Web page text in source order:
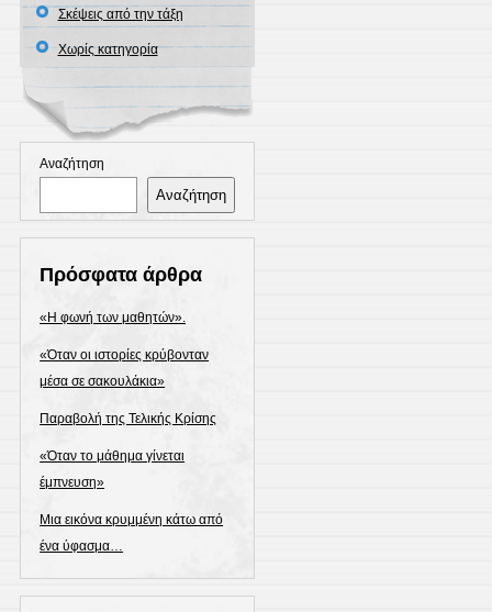
Σκέψεις από την τάξη
Χωρίς κατηγορία
Αναζήτηση
Αναζήτηση
Πρόσφατα άρθρα
«Η φωνή των μαθητών».
«Όταν οι ιστορίες κρύβονταν
μέσα σε σακουλάκια»
Παραβολή της Τελικής Κρίσης
«Όταν το μάθημα γίνεται
έμπνευση»
Μια εικόνα κρυμμένη κάτω από
ένα ύφασμα…